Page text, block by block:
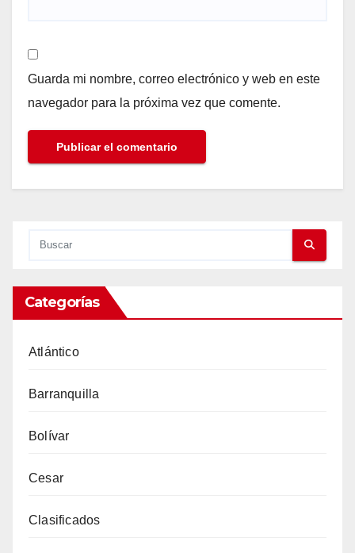
Guarda mi nombre, correo electrónico y web en este
navegador para la próxima vez que comente.
Categorías
Atlántico
Barranquilla
Bolívar
Cesar
Clasificados